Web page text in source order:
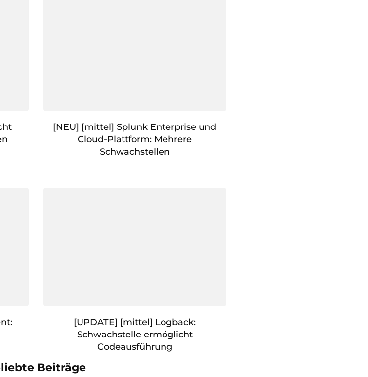
[NEU] [mittel] Splunk Enterprise und
Cloud-Plattform: Mehrere
Schwachstellen
[UPDATE] [mittel] Logback:
Schwachstelle ermöglicht
Codeausführung
Beiträge